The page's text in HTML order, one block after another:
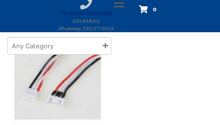
Negozio Giocattoli
059 694092
WhatsApp 338/3718629
0